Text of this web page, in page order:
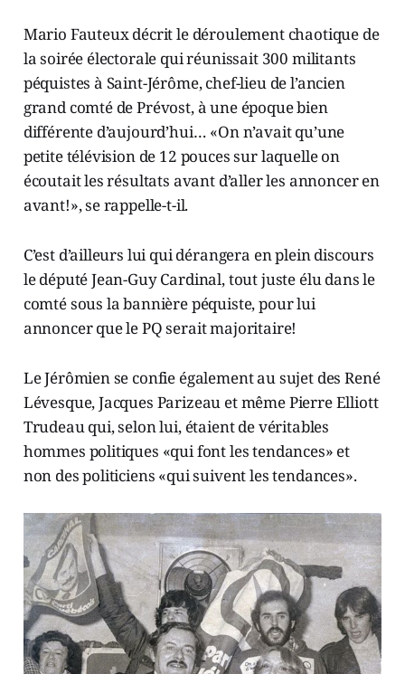
Mario Fauteux décrit le déroulement chaotique de
la soirée électorale qui réunissait 300 militants
péquistes à Saint-Jérôme, chef-lieu de l’ancien
grand comté de Prévost, à une époque bien
différente d’aujourd’hui… «On n’avait qu’une
petite télévision de 12 pouces sur laquelle on
écoutait les résultats avant d’aller les annoncer en
avant!», se rappelle-t-il.
C’est d’ailleurs lui qui dérangera en plein discours
le député Jean-Guy Cardinal, tout juste élu dans le
comté sous la bannière péquiste, pour lui
annoncer que le PQ serait majoritaire!
Le Jérômien se confie également au sujet des René
Lévesque, Jacques Parizeau et même Pierre Elliott
Trudeau qui, selon lui, étaient de véritables
hommes politiques «qui font les tendances» et
non des politiciens «qui suivent les tendances».